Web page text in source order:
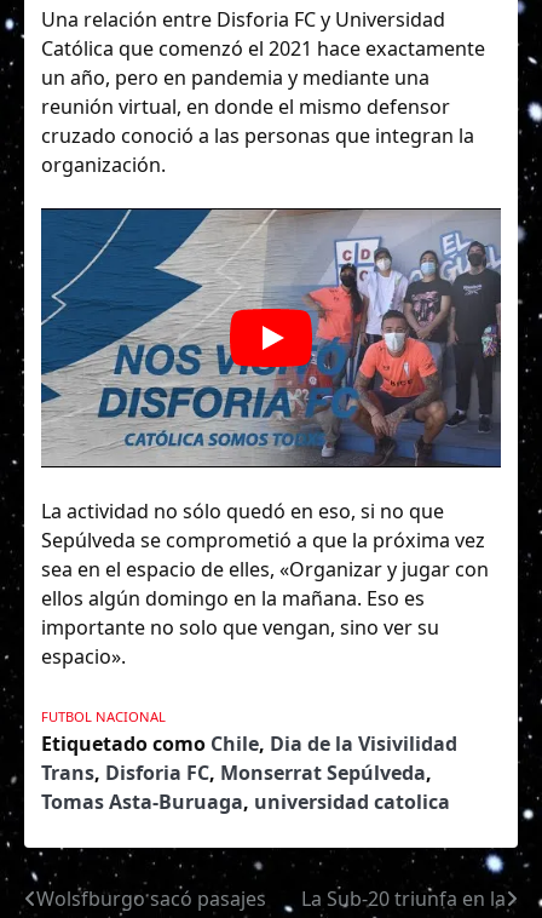
Una relación entre Disforia FC y Universidad
Católica que comenzó el 2021 hace exactamente
un año, pero en pandemia y mediante una
reunión virtual, en donde el mismo defensor
cruzado conoció a las personas que integran la
organización.
La actividad no sólo quedó en eso, si no que
Sepúlveda se comprometió a que la próxima vez
sea en el espacio de elles, «Organizar y jugar con
ellos algún domingo en la mañana. Eso es
importante no solo que vengan, sino ver su
espacio».
FUTBOL NACIONAL
Etiquetado como Chile, Dia de la Visivilidad
Trans, Disforia FC, Monserrat Sepúlveda,
Tomas Asta-Buruaga, universidad catolica
Navegación
Wolsfburgo sacó pasajes
La Sub-20 triunfa en la